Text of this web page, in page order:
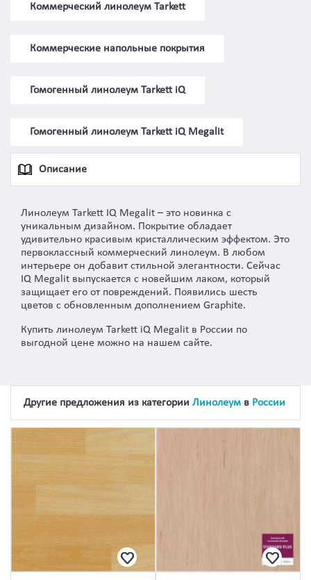
Коммерческий линолеум Tarkett
Коммерческие напольные покрытия
Гомогенный линолеум Tarkett iQ
Гомогенный линолеум Tarkett iQ Megalit
Описание
Линолеум Tarkett IQ Megalit – это новинка с
уникальным дизайном. Покрытие обладает
удивительно красивым кристаллическим эффектом. Это
первоклассный коммерческий линолеум. В любом
интерьере он добавит стильной элегантности. Сейчас
IQ Megalit выпускается с новейшим лаком, который
защищает его от повреждений. Появились шесть
цветов с обновленным дополнением Graphite.
Купить линолеум Tarkett iQ Megalit в России по
выгодной цене можно на нашем сайте.
Другие предложения из категории Линолеум в России